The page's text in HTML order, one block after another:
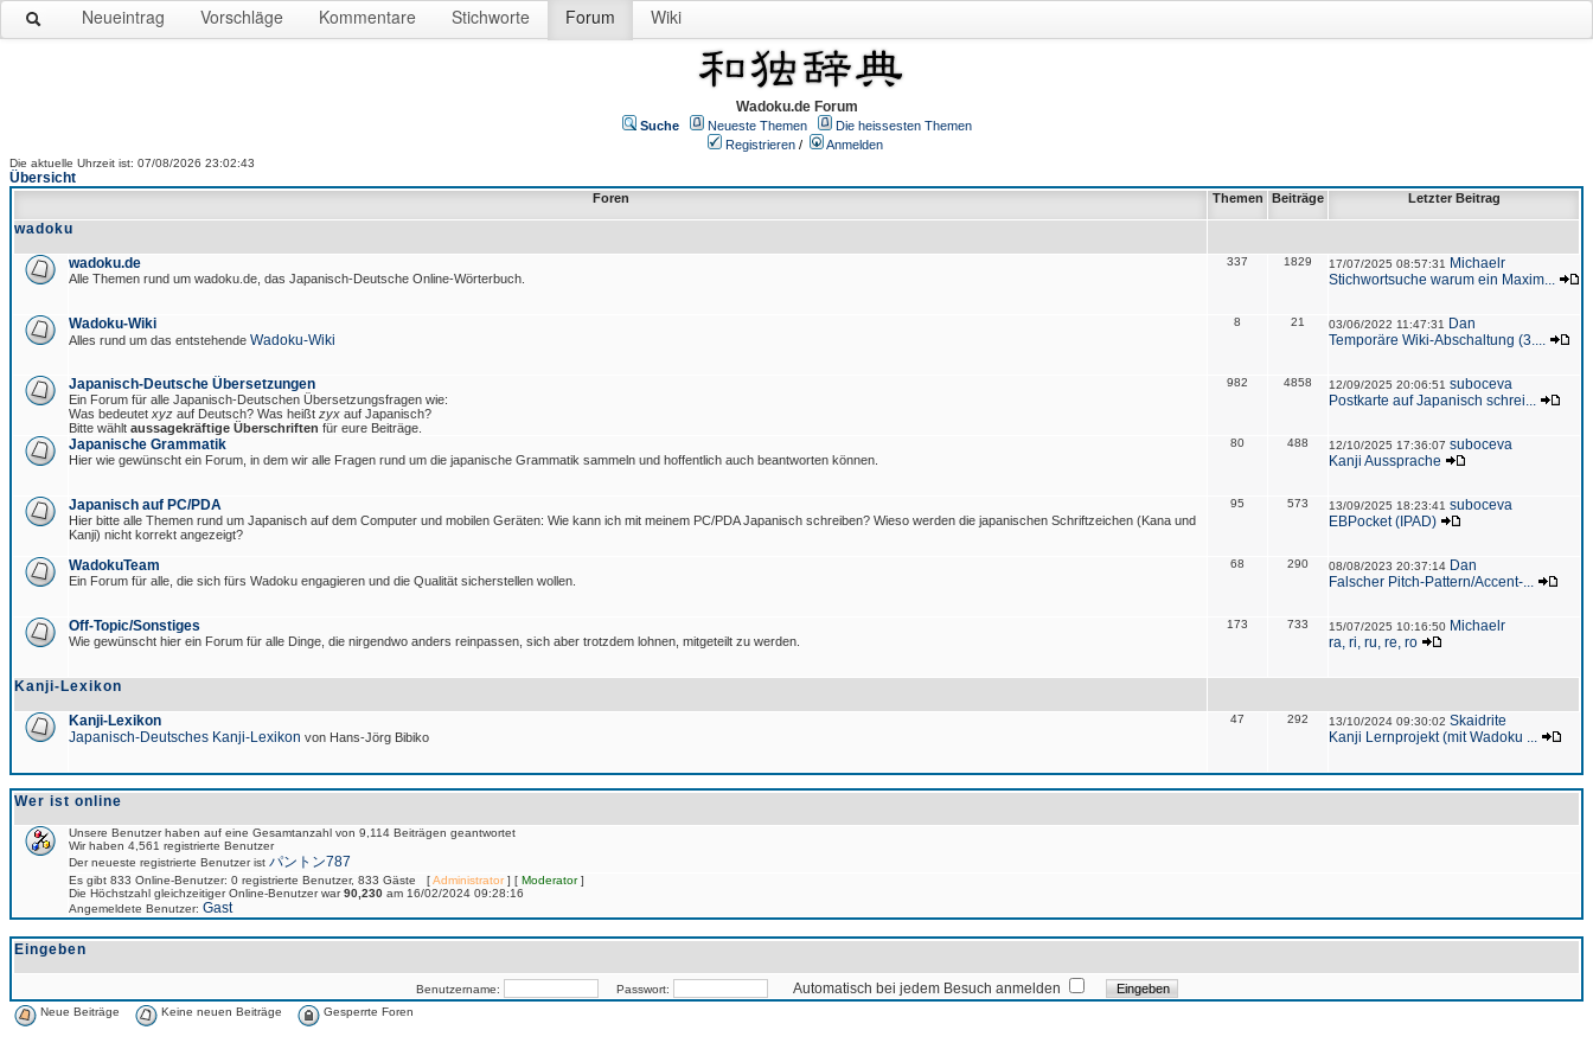
Neueintrag Vorschläge Kommentare Stichworte Forum Wiki
Wadoku.de Forum
Suche Neueste Themen
Die heissesten Themen
Registrieren / Anmelden
Die aktuelle Uhrzeit ist: 07/08/2026 23:02:43
Übersicht
Foren Themen Beiträge Letzter Beitrag
wadoku
wadoku.de
Alle Themen rund um wadoku.de, das Japanisch-Deutsche Online-Wörterbuch.
337 1829 17/07/2025 08:57:31
Michaelr
Stichwortsuche warum ein Maxim...
Wadoku-Wiki
Alles rund um das entstehende Wadoku-Wiki
8 21 03/06/2022 11:47:31
Dan
Temporäre Wiki-Abschaltung (3....
Japanisch-Deutsche Übersetzungen
Ein Forum für alle Japanisch-Deutschen Übersetzungsfragen wie:
Was bedeutet xyz auf Deutsch? Was heißt zyx auf Japanisch?
Bitte wählt aussagekräftige Überschriften für eure Beiträge.
982 4858 12/09/2025 20:06:51 suboceva
Postkarte auf Japanisch schrei...
Japanische Grammatik
Hier wie gewünscht ein Forum, in dem wir alle Fragen rund um die japanische Grammatik sammeln und hoffentlich auch beantworten können.
80 488 12/10/2025 17:36:07 suboceva
Kanji Aussprache
Japanisch auf PC/PDA
Hier bitte alle Themen rund um Japanisch auf dem Computer und mobilen Geräten: Wie kann ich mit meinem PC/PDA Japanisch schreiben? Wieso werden die japanischen Schriftzeichen (Kana und
Kanji) nicht korrekt angezeigt?
95 573 13/09/2025 18:23:41 suboceva
EBPocket (IPAD)
WadokuTeam
Ein Forum für alle, die sich fürs Wadoku engagieren und die Qualität sicherstellen wollen.
68 290 08/08/2023 20:37:14 Dan
Falscher Pitch-Pattern/Accent-...
Off-Topic/Sonstiges
Wie gewünscht hier ein Forum für alle Dinge, die nirgendwo anders reinpassen, sich aber trotzdem lohnen, mitgeteilt zu werden.
173 733 15/07/2025 10:16:50 Michaelr
ra, ri, ru, re, ro
Kanji-Lexikon
Kanji-Lexikon
Japanisch-Deutsches Kanji-Lexikon von Hans-Jörg Bibiko
47 292 13/10/2024 09:30:02 Skaidrite
Kanji Lernprojekt (mit Wadoku ...
Wer ist online
Unsere Benutzer haben auf eine Gesamtanzahl von 9,114 Beiträgen geantwortet
Wir haben 4,561 registrierte Benutzer
Der neueste registrierte Benutzer ist パントン787
Es gibt 833 Online-Benutzer: 0 registrierte Benutzer, 833 Gäste [Administrator] [ Moderator]
Die Höchstzahl gleichzeitiger Online-Benutzer war90,230 am 16/02/2024 09:28:16
Angemeldete Benutzer: Gast
Eingeben
Benutzername: Passwort: Automatisch bei jedem Besuch anmelden
Neue Beiträge Keine neuen Beiträge Gesperrte Foren